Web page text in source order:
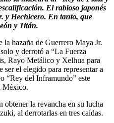
El rabioso japonés
y Hechicero. En tanto, que
y Titán.
hazaña de Guerrero Maya Jr.
y derrotó a “La Fuerza
Rayo Metálico y Xelhua para
el elegido para representar a
“Rey del Inframundo” este
México.
obtener la revancha en su lucha
al derrotarlas en tres caídas.